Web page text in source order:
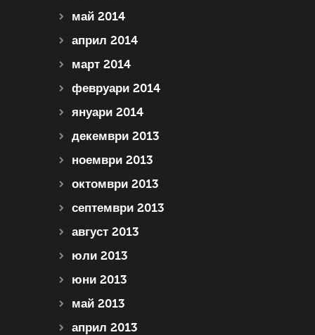
май 2014
април 2014
март 2014
февруари 2014
януари 2014
декември 2013
ноември 2013
октомври 2013
септември 2013
август 2013
юли 2013
юни 2013
май 2013
април 2013